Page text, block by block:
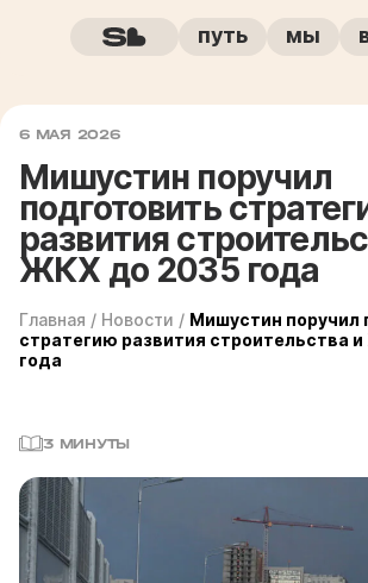
путь мы
6 МАЯ 2026
Мишустин поручил
подготовить
развития
ЖКХ до 2035 года
Главная / Новости / Мишустин поручил
стратегию развития строительства
года
3 МИНУТЫ